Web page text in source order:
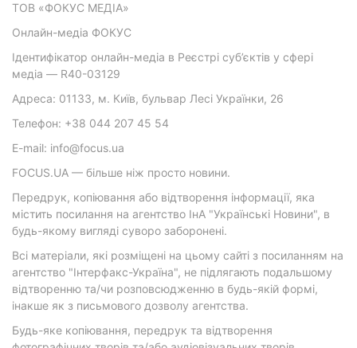
ТОВ «ФОКУС МЕДІА»
Онлайн-медіа ФОКУС
Ідентифікатор онлайн-медіа в Реєстрі суб’єктів у сфері
медіа — R40-03129
Адреса: 01133, м. Київ, бульвар Лесі Українки, 26
Телефон: +38 044 207 45 54
E-mail: info@focus.ua
FOCUS.UA — більше ніж просто новини.
Передрук, копіювання або відтворення інформації, яка
містить посилання на агентство ІнА "Українські Новини", в
будь-якому вигляді суворо заборонені.
Всі матеріали, які розміщені на цьому сайті з посиланням на
агентство "Інтерфакс-Україна", не підлягають подальшому
відтворенню та/чи розповсюдженню в будь-якій формі,
інакше як з письмового дозволу агентства.
Будь-яке копіювання, передрук та відтворення